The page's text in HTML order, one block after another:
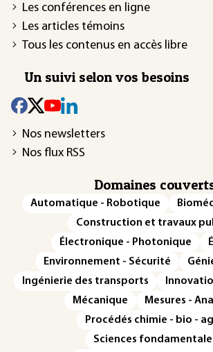
Les conférences en ligne
Les articles témoins
Tous les contenus en accès libre
Un suivi selon vos besoins
Nos newsletters
Nos flux RSS
Domaines
Automatique - Robotique
Construction et travaux
Électronique - Photonique
Environnement - Sécurité
Ingénierie des transports
Mécanique
Mesures -
Procédés chimie - bio -
Sciences